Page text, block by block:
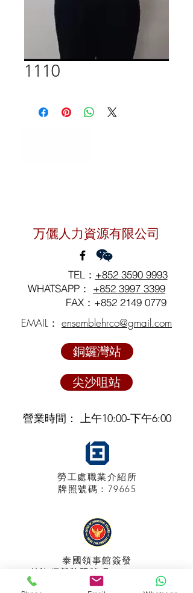
1110
万儷人力資源有限公司
TEL： +852 3590 9993
WHATSAPP： +852 3997 3399
FAX：+852 2149 0779
EMAIL： ensemblehrco@gmail.com
銅鑼灣站
尖沙咀站
營業時間： 上午10:00-下午6:00
勞工處職業介紹所
牌照號碼：79665
泰國領事館簽發
特許經營牌照號碼：048/2025